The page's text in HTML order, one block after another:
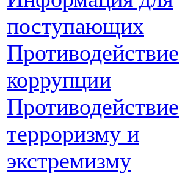
поступающих
Противодействие
коррупции
Противодействие
терроризму и
экстремизму